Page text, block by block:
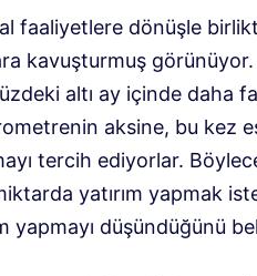
faaliyetlere dönüşle
kavuşturmuş
altı ay içinde daha
aksine, bu kez
tercih ediyorlar. Böylece
yatırım yapmak
yapmayı düşündüğünü